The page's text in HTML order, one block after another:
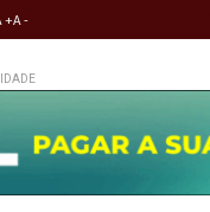
+A -